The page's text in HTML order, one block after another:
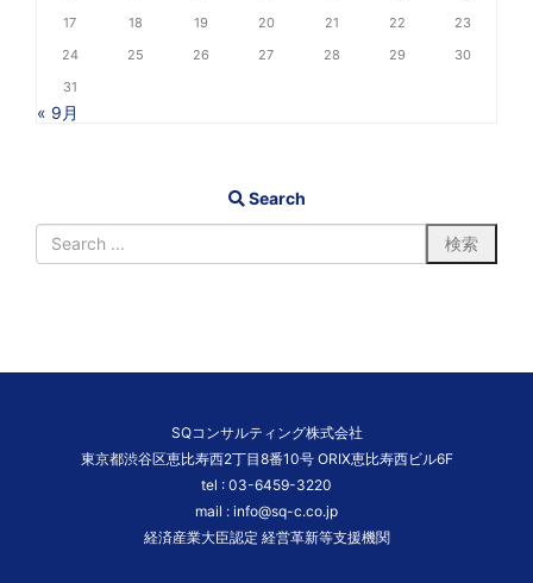
17
18 19 20 21 22
23
24
25 26 27 28 29
30
31
« 9月
Search
SQコンサルティング株式会社
東京都渋谷区恵比寿西2丁目8番10号 ORIX恵比寿西ビル6F
tel : 03-6459-3220
mail : info@sq-c.co.jp
経済産業大臣認定 経営革新等支援機関